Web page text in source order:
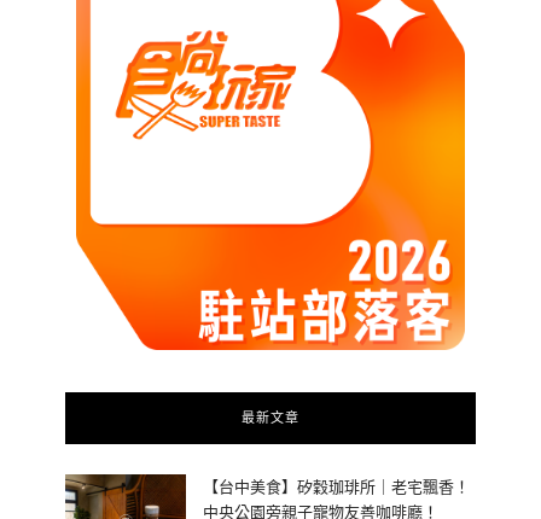
最新文章
【台中美食】矽穀珈琲所｜老宅飄香！
中央公園旁親子寵物友善咖啡廳！